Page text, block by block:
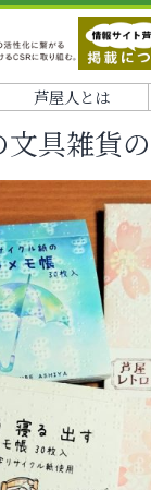
芦屋人とは
具雑貨